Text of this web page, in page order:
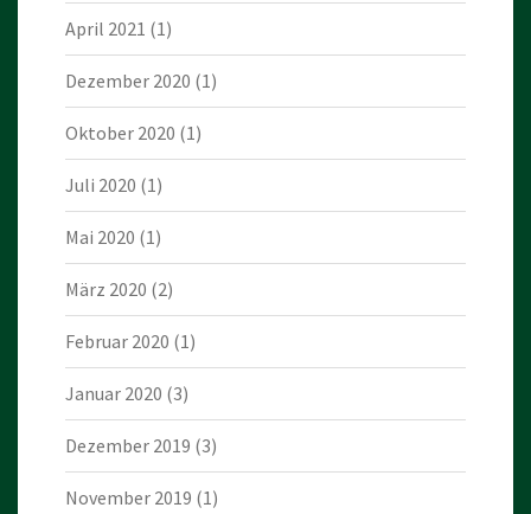
April 2021 (1)
Dezember 2020 (1)
Oktober 2020 (1)
Juli 2020 (1)
Mai 2020 (1)
März 2020 (2)
Februar 2020 (1)
Januar 2020 (3)
Dezember 2019 (3)
November 2019 (1)